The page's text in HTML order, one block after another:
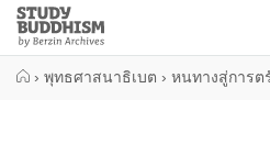
Close
Study
Buddhism
› พุทธศาสนาธิเบต › หนทางสู่การต